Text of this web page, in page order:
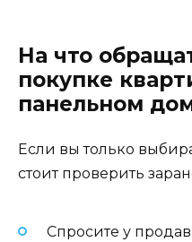
На что
покупке
панельном
Если вы только
стоит проверить
Спросите у